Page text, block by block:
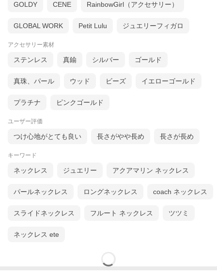
GOLDY CENE RainbowGirl（アクセサリー）
GLOBAL WORK Petit Lulu ジュエリーフィガロ
アクセサリー素材
ステンレス 真鍮 シルバー ゴールド
真珠、パール ウッド ビーズ イエローゴールド
プラチナ ピンクゴールド
ユーザー評価
つけ心地がとても良い 長さがやや長め 長さが長め
キーワード
ネックレス ジュエリー アクアマリン ネックレス
パールネックレス ロングネックレス coach ネックレス
スライドネックレス フルート ネックレス ツツミ
ネックレス ete